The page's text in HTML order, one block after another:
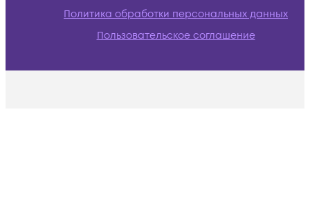
Политика обработки персональных данных
Пользовательское соглашение